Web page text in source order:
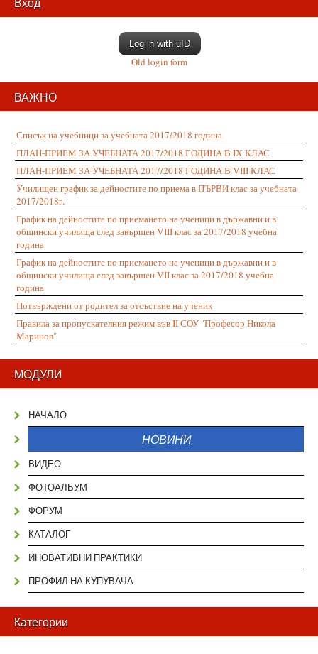
Log in with uID
Old login form
ВАЖНО
Списък на учебници за учебната 2017/2018 година
ПЛАН-ПРИЕМ ЗА УЧЕБНАТА 2017/2018 ГОДИНА В IX КЛАС
ПЛАН-ПРИЕМ ЗА УЧЕБНАТА 2017/2018 ГОДИНА В VIII КЛАС
Училищен график за дейностите по приема в ПЪРВИ клас за учебната
2017/2018г.
График на дейностите по приемането на ученици в държавни и в
общински училища след завършен VIII клас за 2017/2018 учебна
година
График на дейностите по приемането на ученици в държавни и в
общински училища след завършен VII клас за 2017/2018 учебна
година
Потвърждени от родител за отсъствие на ученик
Правила за пропускателния режим във II СОУ "Професор Никола
Маринов"
МОДУЛИ
НАЧАЛО
НОВИНИ
ВИДЕО
ФОТОАЛБУМ
ФОРУМ
КАТАЛОГ
ИНОВАТИВНИ ПРАКТИКИ
ПРОФИЛ НА КУПУВАЧА
Категории